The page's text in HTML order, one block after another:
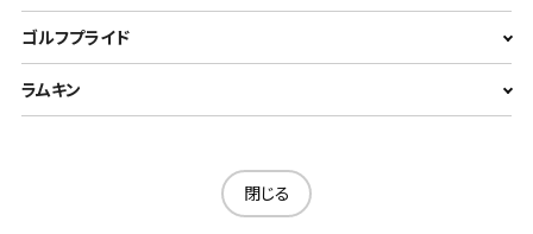
ゴルフプライド
ラムキン
閉じる